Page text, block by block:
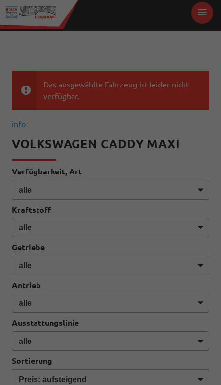
Das ausgewählte Fahrzeug ist leider nicht
verfügbar.
info
VOLKSWAGEN CADDY MAXI
Verfügbarkeit, Art
Kraftstoff
Getriebe
Antrieb
Ausstattungslinie
Sortierung